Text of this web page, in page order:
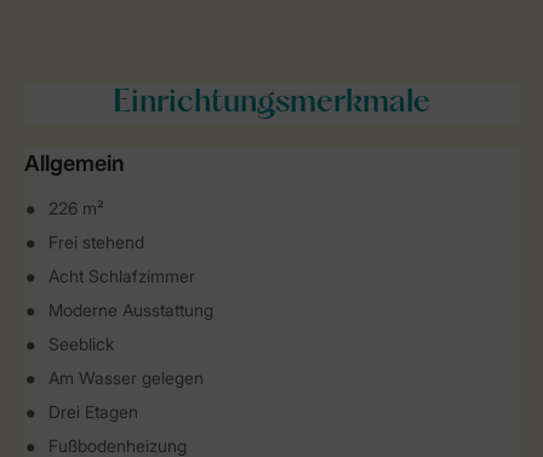
Einrichtungsmerkmale
Allgemein
226 m²
Frei stehend
Acht Schlafzimmer
Moderne Ausstattung
Seeblick
Am Wasser gelegen
Drei Etagen
Fußbodenheizung